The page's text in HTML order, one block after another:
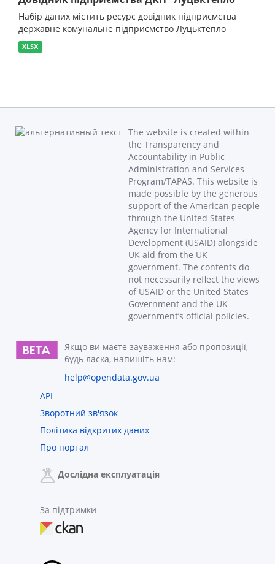
Набір даних містить ресурс довідник підприємства
державне комунальне підприємство Луцьктепло
XLSX
The website is created within
the Transparency and
Accountability in Public
Administration and Services
Program/TAPAS. This website is
made possible by the generous
support of the American people
through the United States
Agency for International
Development (USAID) alongside
UK aid from the UK
government. The contents do
not necessarily reflect the views
of USAID or the United States
Government and the UK
government’s official policies.
Якщо ви маєте зауваження або пропозиції,
будь ласка, напишіть нам:
help@opendata.gov.ua
API
Зворотний зв'язок
Політика відкритих даних
Про портал
Дослідна експлуатація
За підтримки